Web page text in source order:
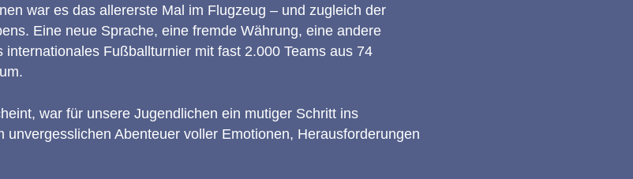
war es das allererste Mal im Flugzeug – und zugleich der
Eine neue Sprache, eine fremde Währung, eine andere
Fußballturnier mit fast 2.000 Teams aus 74
war für unsere Jugendlichen ein mutiger Schritt ins
unvergesslichen Abenteuer voller Emotionen, Herausforderungen